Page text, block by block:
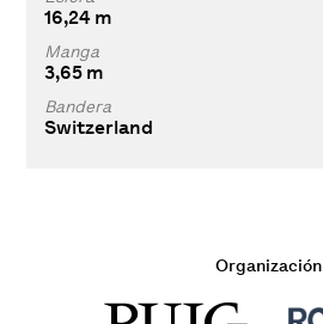
16,24 m
Manga
3,65 m
Bandera
Switzerland
Organización